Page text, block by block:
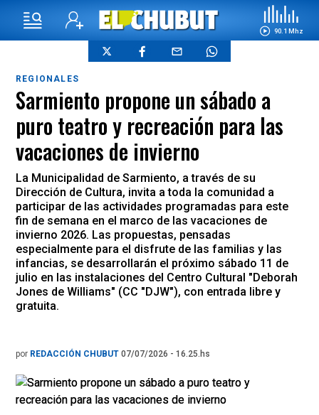
90.1 Mhz
REGIONALES
Sarmiento propone un sábado a
puro teatro y recreación para las
vacaciones de invierno
La Municipalidad de Sarmiento, a través de su
Dirección de Cultura, invita a toda la comunidad a
participar de las actividades programadas para este
fin de semana en el marco de las vacaciones de
invierno 2026. Las propuestas, pensadas
especialmente para el disfrute de las familias y las
infancias, se desarrollarán el próximo sábado 11 de
julio en las instalaciones del Centro Cultural "Deborah
Jones de Williams" (CC "DJW"), con entrada libre y
gratuita.
por REDACCIÓN CHUBUT 07/07/2026 - 16.25.hs